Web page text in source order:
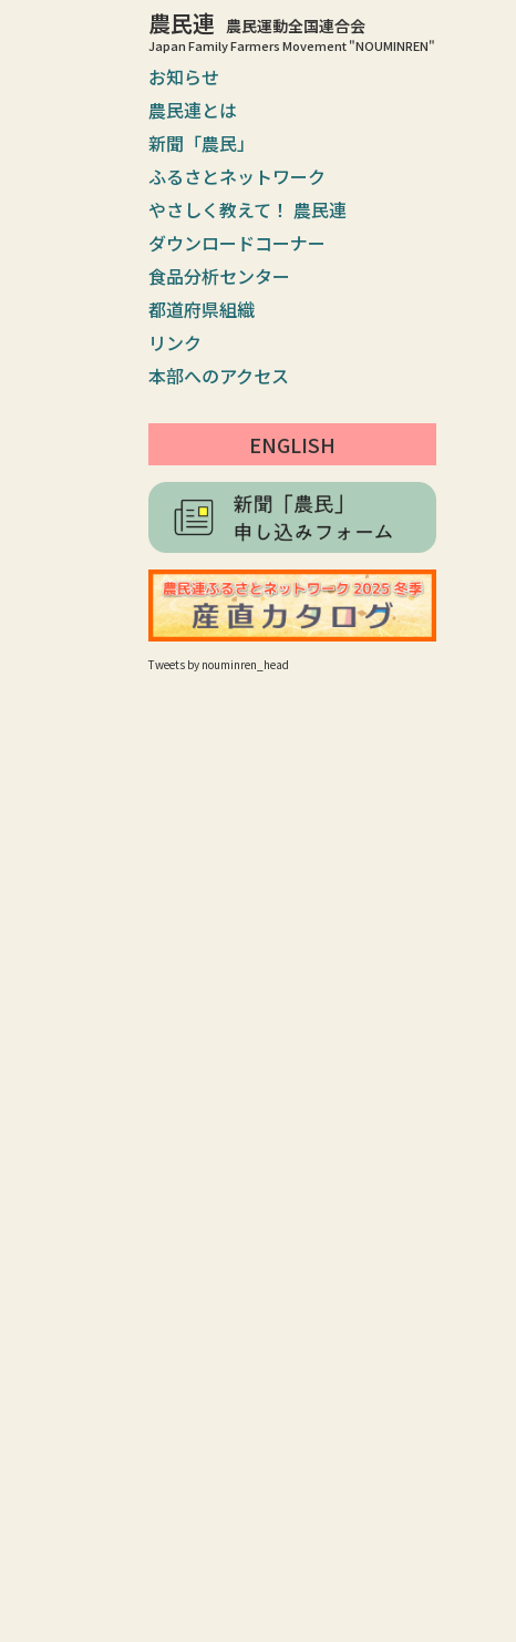
農民連 農民運動全国連合会
Japan Family Farmers Movement "NOUMINREN"
お知らせ
農民連とは
新聞「農民」
ふるさとネットワーク
やさしく教えて！ 農民連
ダウンロードコーナー
食品分析センター
都道府県組織
リンク
本部へのアクセス
ENGLISH
Tweets by nouminren_head